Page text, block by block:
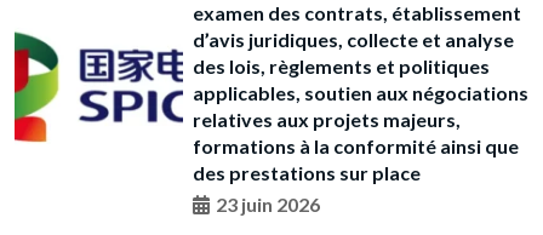
examen des contrats, établissement
d’avis juridiques, collecte et analyse
des lois, règlements et politiques
applicables, soutien aux négociations
relatives aux projets majeurs,
formations à la conformité ainsi que
des prestations sur place
23 juin 2026